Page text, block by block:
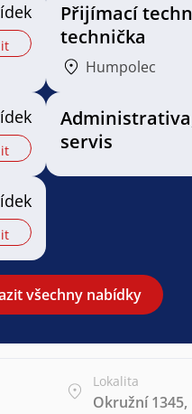
Přijímací
technička
Humpolec
servis
všechny nabídky
Lokalita
Okružní 1345,